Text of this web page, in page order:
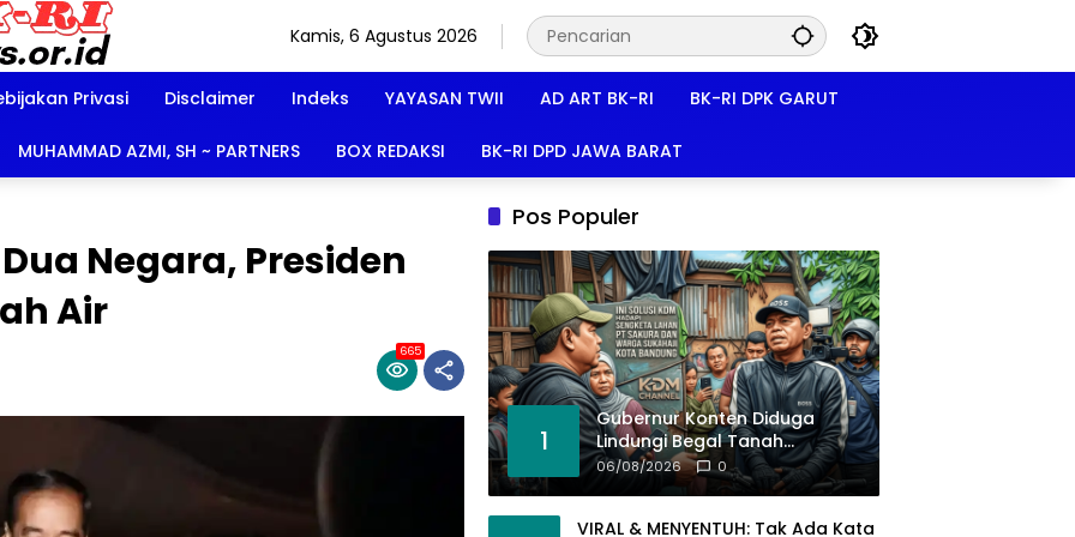
Kamis, 6 Agustus 2026
Privasi Disclaimer Indeks YAYASAN TWII AD ART BK-RI BK-RI DPK GARUT
MUHAMMAD AZMI, SH ~ PARTNERS BOX REDAKSI BK-RI DPD JAWA BARAT
Negara, Presiden
Air
665
Pos Populer
1
Gubernur Konten Diduga
Lindungi Begal Tanah
Pasirkoja, BK-RI Buka Suara!
06/08/2026 0
VIRAL & MENYENTUH: Tak Ada Kata